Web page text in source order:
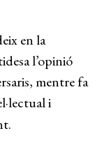
en la
l’opinió
mentre fa
i